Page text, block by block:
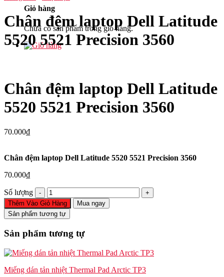
Giỏ hàng
Chưa có sản phẩm trong giỏ hàng.
Chân đệm laptop Dell Latitude
5520 5521 Precision 3560
Chân đệm laptop Dell Latitude
5520 5521 Precision 3560
70.000₫
Chân đệm laptop Dell Latitude 5520 5521 Precision 3560
70.000₫
Số lượng
Chân
đệm
laptop
Dell
5520
Precision
số
Thêm Vào Giỏ Hàng
Mua ngay
Sản phẩm tương tự
Sản phẩm tương tự
Miếng dán tản nhiệt Thermal Pad Arctic TP3